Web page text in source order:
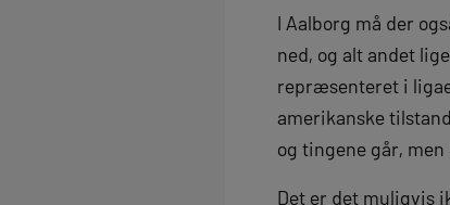
I Aalborg må der
ned, og alt andet
repræsenteret i
amerikanske
og tingene går,
Det er det muligvis